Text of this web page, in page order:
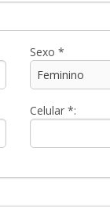
Sexo *
Celular *: